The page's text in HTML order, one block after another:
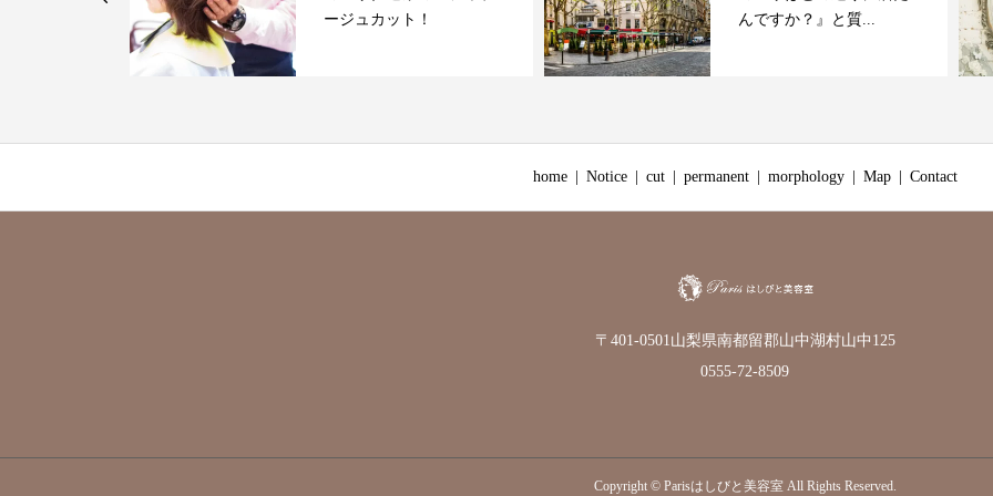
ージュカット！
んですか？』と質...
home Notice cut permanent morphology Map Contact
〒401-0501山梨県南都留郡山中湖村山中125
0555-72-8509
Copyright © Parisはしびと美容室 All Rights Reserved.